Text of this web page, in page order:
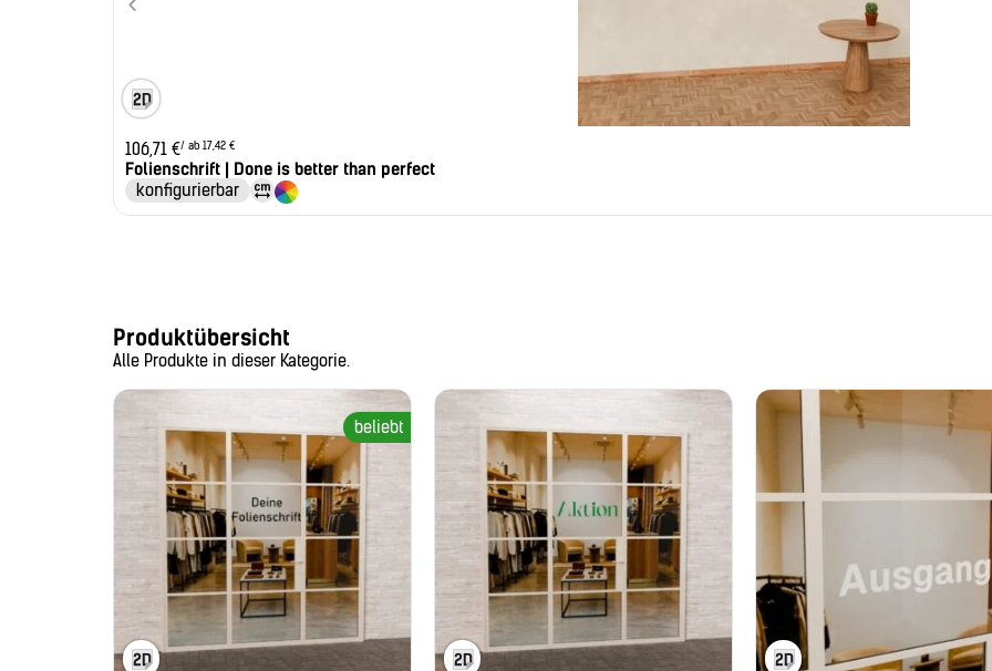
106,71 €/ ab 17,42 €
Folienschrift | Done is better than perfect
konfigurierbar
Produktübersicht
Alle Produkte in dieser Kategorie.
beliebt